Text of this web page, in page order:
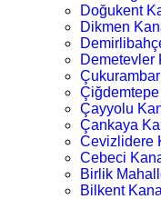
Doğukent
Dikmen
Demetevler
Çayyolu
Çankaya
Cevizlidere
Cebeci
Birlik
Bilkent